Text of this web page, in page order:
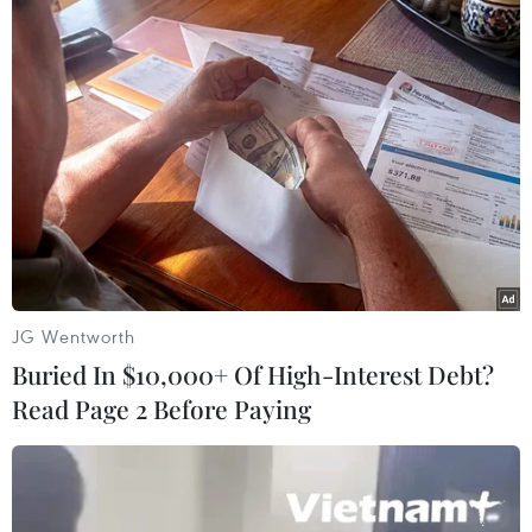
#Phú Yên #Đầm Ô Loan #Thủy sản
#Quy hoạch
Đắk Lắk
Phú Yên
Theo dõi VietnamPlus
TIN CÙNG CHUYÊN MỤC
Mưa lớn gây ngập lụt, chia cắt nhiều
khu vực ở Nghệ An
JG Wentworth
Buried In $10,000+ Of High-Interest Debt?
Read Page 2 Before Paying